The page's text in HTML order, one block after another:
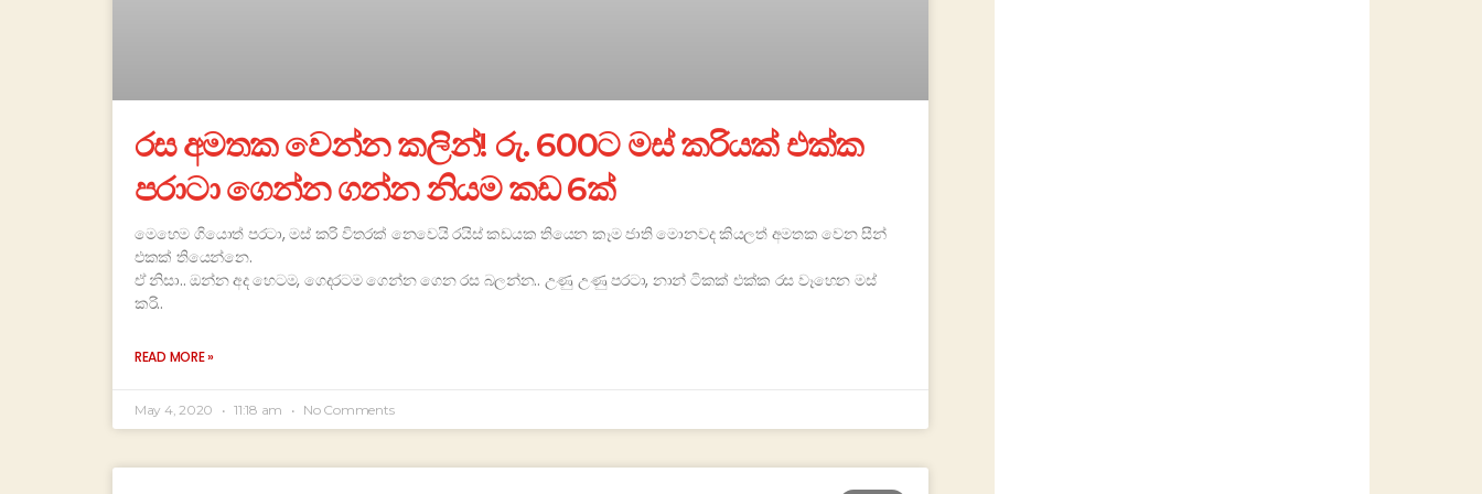
රස අමතක වෙන්න කලින්! රු. 600ට මස් කරියක් එක්ක
පරාටා ගෙන්න ගන්න නියම කඩ 6ක්
මෙහෙම ගියොත් පරටා, මස් කරි විතරක් නෙවෙයි රයිස් කඩයක තියෙන කෑම ජාති මොනවද කියලත් අමතක වෙන සීන්
එකක් තියෙන්නෙ.
ඒ නිසා.. ඔන්න අද හෙටම, ගෙදරටම ගෙන්න ගෙන රස බලන්න.. උණු උණු පරටා, නාන් ටිකක් එක්ක රස වෑහෙන මස්
කරි..
READ MORE »
May 4, 2020 11:18 am No Comments